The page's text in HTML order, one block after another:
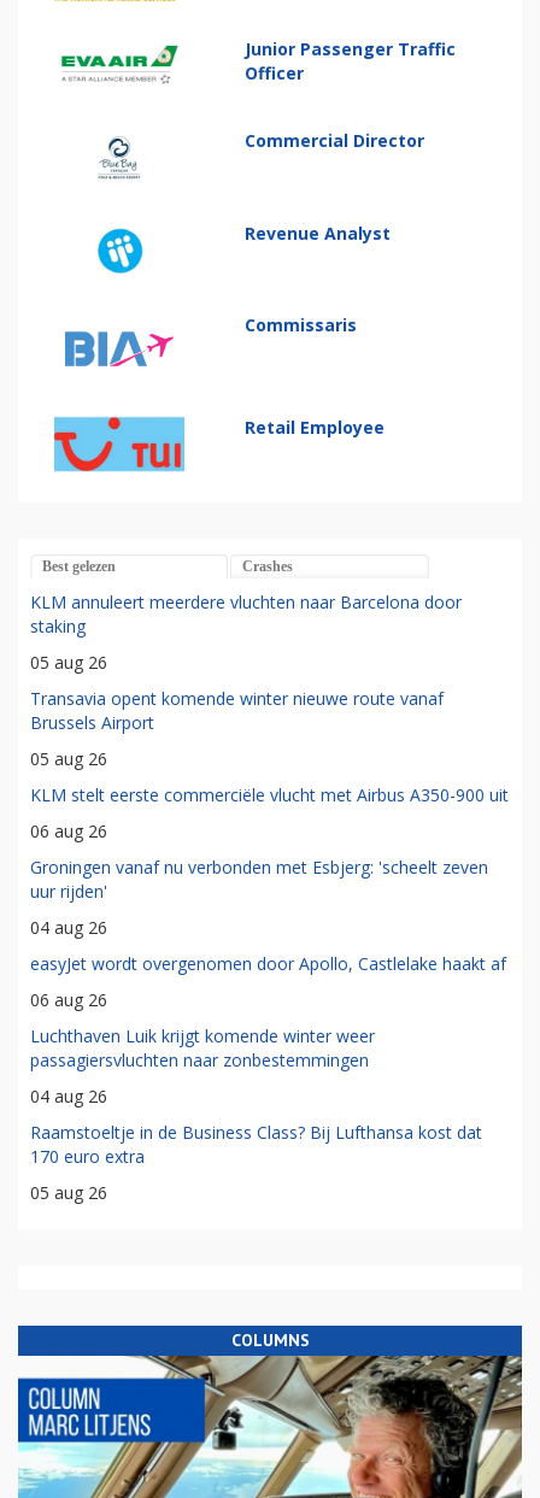
Junior Passenger Traffic
Officer
Commercial Director
Revenue Analyst
Commissaris
Retail Employee
Best gelezen Crashes
KLM annuleert meerdere vluchten naar Barcelona door
staking
05 aug 26
Transavia opent komende winter nieuwe route vanaf
Brussels Airport
05 aug 26
KLM stelt eerste commerciële vlucht met Airbus A350-900 uit
06 aug 26
Groningen vanaf nu verbonden met Esbjerg: 'scheelt zeven
uur rijden'
04 aug 26
easyJet wordt overgenomen door Apollo, Castlelake haakt af
06 aug 26
Luchthaven Luik krijgt komende winter weer
passagiersvluchten naar zonbestemmingen
04 aug 26
Raamstoeltje in de Business Class? Bij Lufthansa kost dat
170 euro extra
05 aug 26
COLUMNS